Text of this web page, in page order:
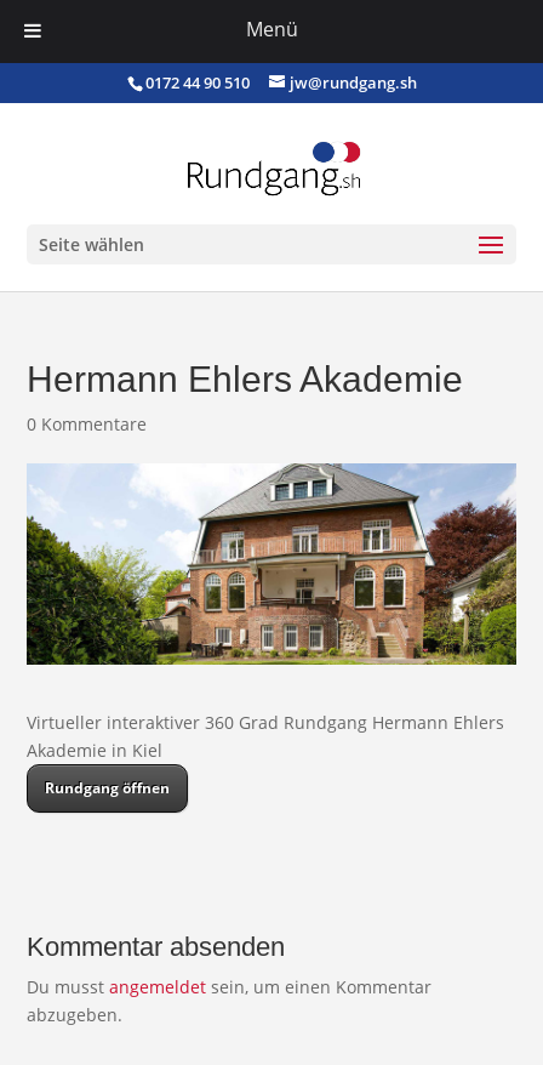
0172 44 90 510 jw@rundgang.sh
Seite wählen
Hermann Ehlers Akademie
0 Kommentare
Virtueller interaktiver 360 Grad Rundgang Hermann Ehlers
Akademie in Kiel
Rundgang öffnen
Kommentar absenden
Du musstangemeldet sein, um einen Kommentar
abzugeben.
Menü